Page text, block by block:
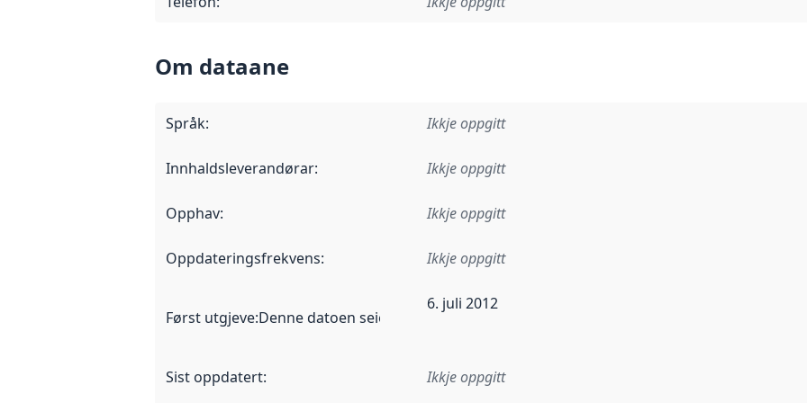
Om dataane
Språk: Ikkje oppgitt
Innhaldsleverandørar: Ikkje oppgitt
Opphav: Ikkje oppgitt
Oppdateringsfrekvens: Ikkje oppgitt
Først utgjeve:Denne datoen seier når dataa i dette datasettet først blei utgitt. Det kan ha
6. juli 2012
Sist oppdatert: Ikkje oppgitt